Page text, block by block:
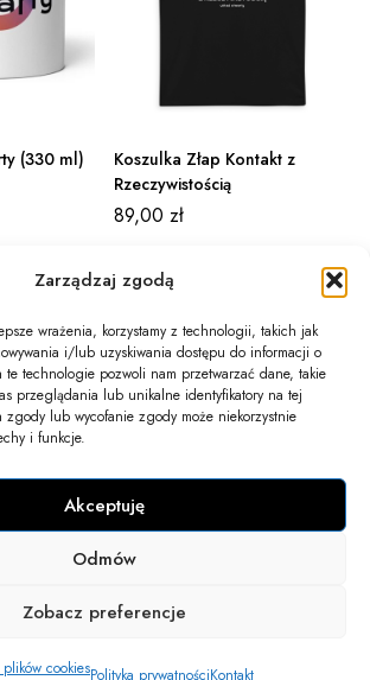
Zarządzaj zgodą
wrażenia, korzystamy z technologii, takich jak
i/lub uzyskiwania dostępu do informacji o
technologie pozwoli nam przetwarzać dane, takie
przeglądania lub unikalne identyfikatory na tej
zgody lub wycofanie zgody może niekorzystnie
i funkcje.
Akceptuję
Odmów
Zobacz preferencje
plików cookiesPolityka prywatnościKontakt
(330 ml)
Koszulka Złap Kontakt z
Rzeczywistością
89,00 zł